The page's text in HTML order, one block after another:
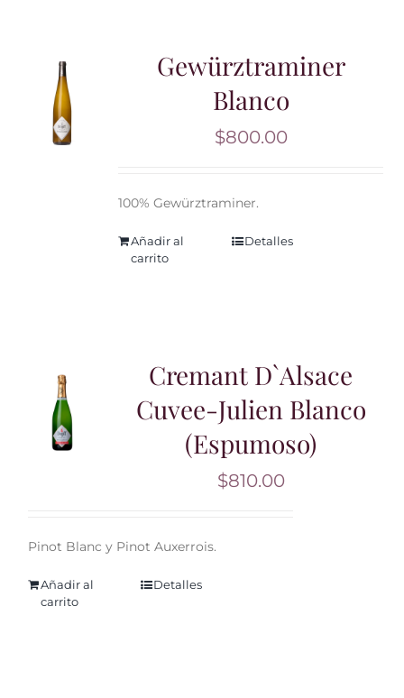
Gewürztraminer
Blanco
$800.00
100% Gewürztraminer.
Añadir al
carrito
Detalles
Cremant D`Alsace
Cuvee-Julien Blanco
(Espumoso)
$810.00
Pinot Blanc y Pinot Auxerrois.
Añadir al
carrito
Detalles